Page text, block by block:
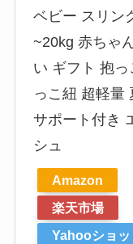
ベビー スリン
~20kg 赤ちゃ
い ギフト 抱
っこ紐 超軽量
サポート付き
シュ
Amazon
楽天市場
Yahooショッ